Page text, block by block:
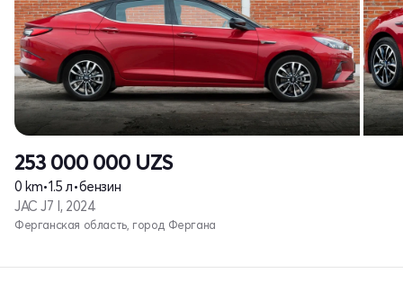
253 000 000 UZS
0 km•1.5 л•бензин
JAC J7 I, 2024
Ферганская область, город Фергана